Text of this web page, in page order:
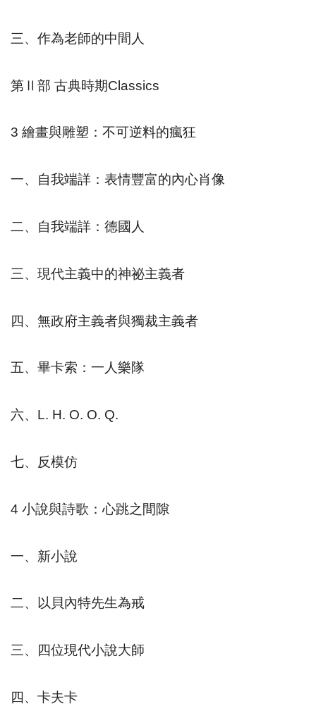
三、作為老師的中間人
第Ⅱ部 古典時期Classics
3 繪畫與雕塑：不可逆料的瘋狂
一、自我端詳：表情豐富的內心肖像
二、自我端詳：德國人
三、現代主義中的神祕主義者
四、無政府主義者與獨裁主義者
五、畢卡索：一人樂隊
六、 L. H. O. O. Q.
七、反模仿
4 小說與詩歌：心跳之間隙
一、新小說
二、以貝內特先生為戒
三、四位現代小說大師
四、卡夫卡